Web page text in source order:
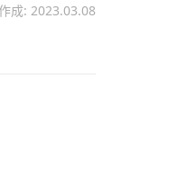
成: 2023.03.08